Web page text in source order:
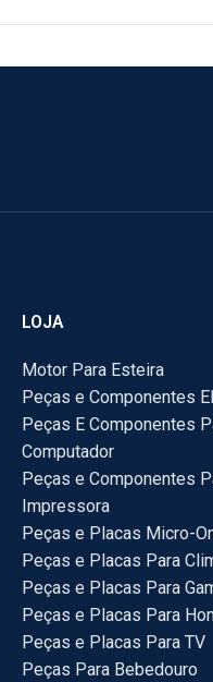
LOJA
Motor Para Esteira
Peças e Componentes
Peças E Componentes
Computador
Peças e Componentes
Impressora
Peças e Placas Micro-
Peças e Placas Para
Peças e Placas Para
Peças e Placas Para
Peças e Placas Para TV
Peças Para Bebedouro